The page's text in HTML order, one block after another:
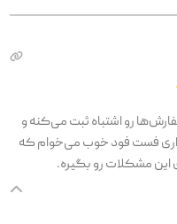
رو اشتباه ثبت می‌کنه و
فست فود خوب می‌خوام که
این مشکلات رو بگیره.